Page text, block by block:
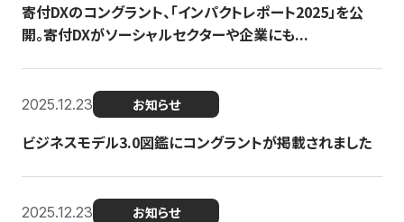
寄付DXのコングラント、「インパクトレポート2025」を公
開。寄付DXがソーシャルセクターや企業にも...
2025.12.23 お知らせ
ビジネスモデル3.0図鑑にコングラントが掲載されました
2025.12.23 お知らせ